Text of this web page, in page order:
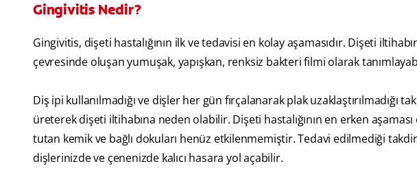
Gingivitis Nedir?
Gingivitis, dişeti hastalığının ilk ve tedavisi en kolay aşamasıdır. Dişeti
çevresinde oluşan yumuşak, yapışkan, renksiz bakteri filmi olarak
Diş ipi kullanılmadığı ve dişler her gün fırçalanarak plak
üreterek dişeti iltihabına neden olabilir. Dişeti hastalığının en erken
tutan kemik ve bağlı dokuları henüz etkilenmemiştir. Tedavi edilmediği
dişlerinizde ve çenenizde kalıcı hasara yol açabilir.